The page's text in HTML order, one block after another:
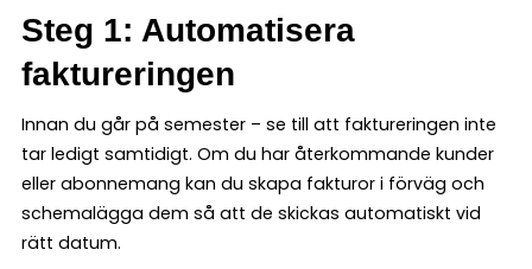
Steg 1: Automatisera
faktureringen
Innan du går på semester – se till att faktureringen inte
tar ledigt samtidigt. Om du har återkommande kunder
eller abonnemang kan du skapa fakturor i förväg och
schemalägga dem så att de skickas automatiskt vid
rätt datum.